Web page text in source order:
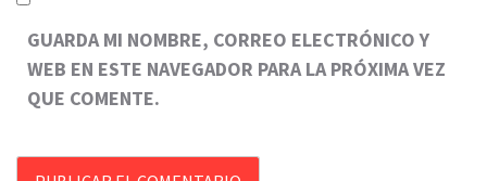
GUARDA MI NOMBRE, CORREO ELECTRÓNICO Y
WEB EN ESTE NAVEGADOR PARA LA PRÓXIMA VEZ
QUE COMENTE.